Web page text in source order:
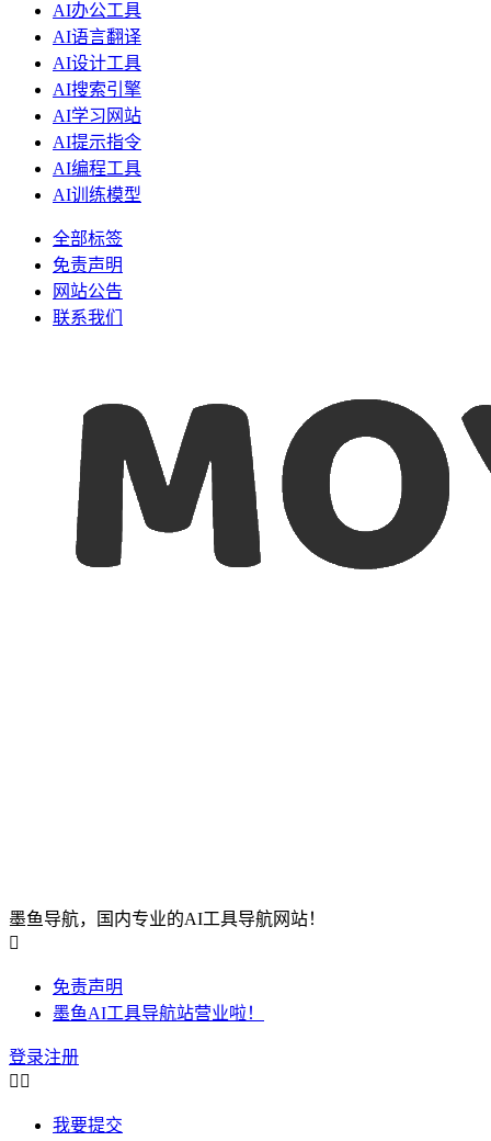
AI办公工具
AI语言翻译
AI设计工具
AI搜索引擎
AI学习网站
AI提示指令
AI编程工具
AI训练模型
全部标签
免责声明
网站公告
联系我们
墨鱼导航，国内专业的AI工具导航网站！

免责声明
墨鱼AI工具导航站营业啦！
登录注册
 
我要提交